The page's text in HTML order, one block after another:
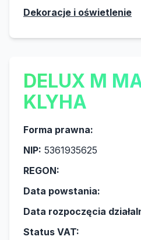
Dekoracje i oświetlenie
DELUX M
KLYHA
Forma prawna:
NIP: 5361935625
REGON:
Data powstania:
Data rozpoczęcia
Status VAT: